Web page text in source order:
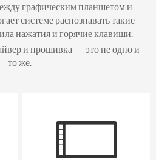
графическим планшетом и
системе распознавать такие
нажатия и горячие клавиши.
и прошивка — это не одно и
то же.